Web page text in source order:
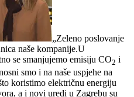
„Zeleno poslovanje
naše kompanije.U
se smanjujemo emisiju CO2 i
smo i na naše uspjehe na
koristimo električnu energiju
a i novi uredi u Zagrebu su